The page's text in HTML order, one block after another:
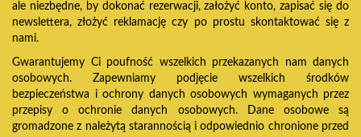
ale niezbędne, by dokonać rezerwacji, założyć konto, zapisać się do
newslettera, złożyć reklamację czy po prostu skontaktować się z
nami.
Gwarantujemy Ci poufność wszelkich przekazanych nam danych
osobowych. Zapewniamy podjęcie wszelkich środków
bezpieczeństwa i ochrony danych osobowych wymaganych przez
przepisy o ochronie danych osobowych. Dane osobowe są
gromadzone z należytą starannością i odpowiednio chronione przed